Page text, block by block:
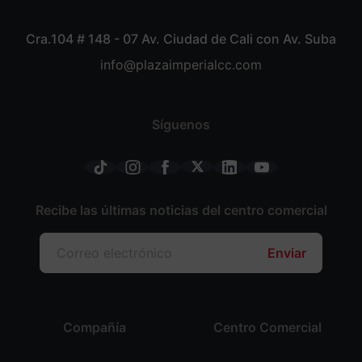
Cra.104 # 148 - 07 Av. Ciudad de Cali con Av. Suba
info@plazaimperialcc.com
Compañía Centro Comercial
Síguenos
Recibe las últimas noticias del centro comercial
Enviar